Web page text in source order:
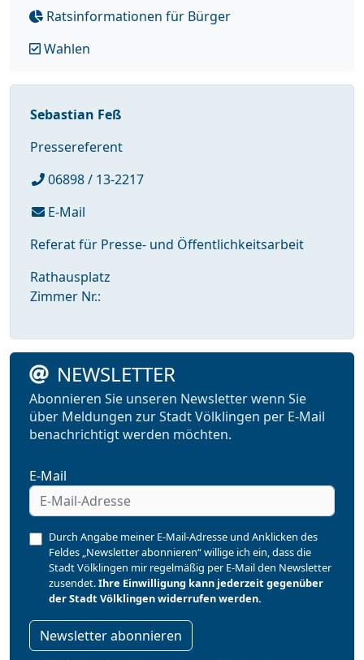
Ratsinformationen für Bürger
Wahlen
Sebastian Feß
Pressereferent
06898 / 13-2217
E-Mail
Referat für Presse- und Öffentlichkeitsarbeit
Rathausplatz
Zimmer Nr.:
NEWSLETTER
Abonnieren Sie unseren Newsletter wenn Sie
über Meldungen zur Stadt Völklingen per E-Mail
benachrichtigt werden möchten.
E-Mail
Durch Angabe meiner E-Mail-Adresse und Anklicken des
Feldes „Newsletter abonnieren“ willige ich ein, dass die
Stadt Völklingen mir regelmäßig per E-Mail den Newsletter
zusendet.Ihre Einwilligung kann jederzeit gegenüber
der Stadt Völklingen widerrufen werden.
Newsletter abonnieren